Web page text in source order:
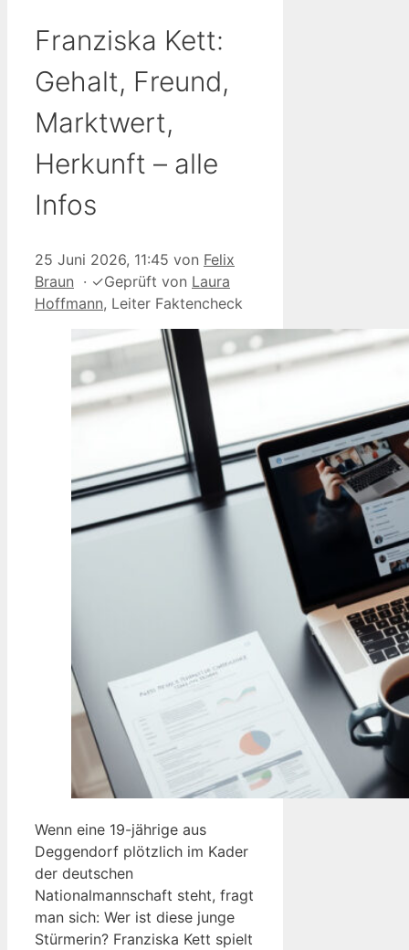
Franziska Kett:
Gehalt, Freund,
Marktwert,
Herkunft – alle
Infos
25 Juni 2026, 11:45 von Felix
Braun · ✓Geprüft von Laura
Hoffmann, Leiter Faktencheck
Wenn eine 19-jährige aus
Deggendorf plötzlich im Kader
der deutschen
Nationalmannschaft steht, fragt
man sich: Wer ist diese junge
Stürmerin? Franziska Kett spielt